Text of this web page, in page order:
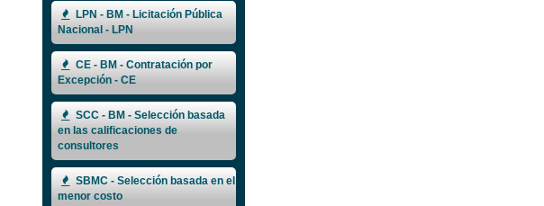
LPN - BM - Licitación Pública
Nacional - LPN
CE - BM - Contratación por
Excepción - CE
SCC - BM - Selección basada
en las calificaciones de
consultores
SBMC - Selección basada en el
menor costo